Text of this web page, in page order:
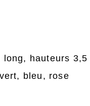
long, hauteurs 3,5
bleu, rose